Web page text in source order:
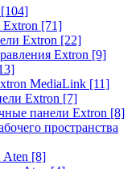
[104]
[71]
Extron [22]
Extron [9]
MediaLink [11]
Extron [7]
панели Extron [8]
пространства
Aten [8]